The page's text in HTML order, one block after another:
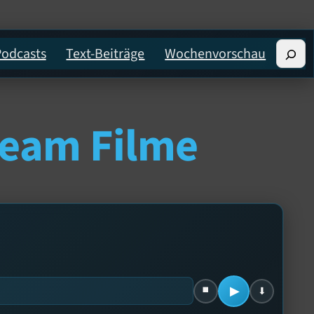
Text-Beiträge Wochenvorschau
Filme